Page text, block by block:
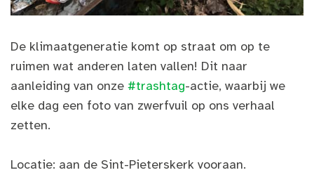
De klimaatgeneratie komt op straat om op te
ruimen wat anderen laten vallen! Dit naar
aanleiding van onze #trashtag-actie, waarbij we
elke dag een foto van zwerfvuil op ons verhaal
zetten.
Locatie: aan de Sint-Pieterskerk vooraan.